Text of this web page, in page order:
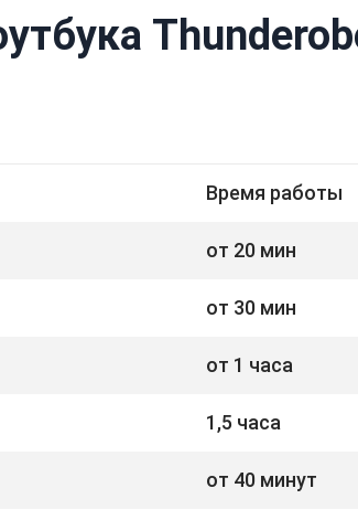
Время работы
от 20 мин
от 30 мин
от 1 часа
1,5 часа
от 40 минут